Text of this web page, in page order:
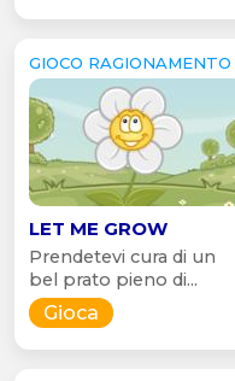
GIOCO RAGIONAMENTO
LET ME GROW
Prendetevi cura di un
bel prato pieno di...
Gioca